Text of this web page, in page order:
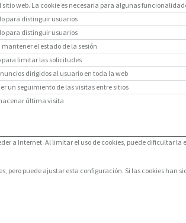
web. La cookie es necesaria para algunas
para distinguir usuarios
para distinguir usuarios
el estado de la sesión
para limitar las solicitudes
dirigidos al usuario en toda la web
un seguimiento de las visitas entre sitios
última visita
a Internet. Al limitar el uso de cookies, puede dificultar
pero puede ajustar esta configuración. Si las cookies han